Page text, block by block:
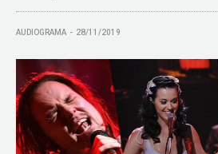
AUDIOGRAMA 28/11/2019